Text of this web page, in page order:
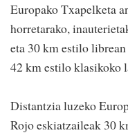
Europako Txapelketa
horretarako,
eta 30 km estilo
42 km estilo klasikoko
Distantzia luzeko
Rojo eskiatzaileak 30